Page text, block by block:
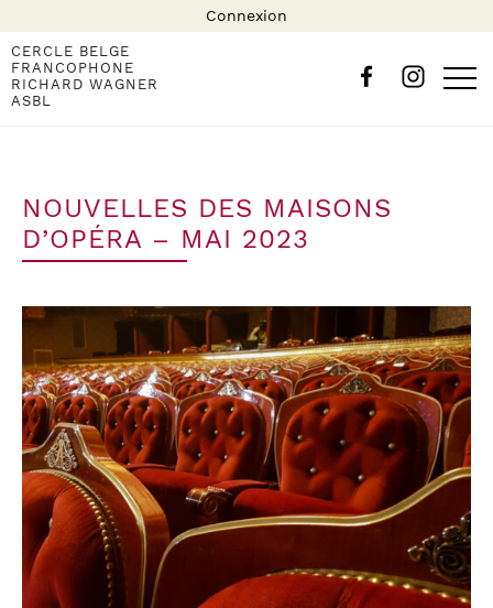
Connexion
CERCLE BELGE
FRANCOPHONE
RICHARD WAGNER
ASBL
NOUVELLES DES MAISONS
D’OPÉRA – MAI 2023